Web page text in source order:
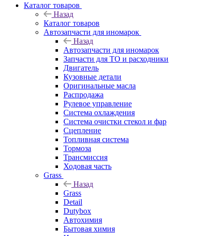
Каталог товаров
Назад
Каталог товаров
Автозапчасти для иномарок
Назад
Автозапчасти для иномарок
Запчасти для ТО и расходники
Двигатель
Кузовные детали
Оригинальные масла
Распродажа
Рулевое управление
Система охлаждения
Система очистки стекол и фар
Сцепление
Топливная система
Тормоза
Трансмиссия
Ходовая часть
Grass
Назад
Grass
Detail
Dutybox
Автохимия
Бытовая химия